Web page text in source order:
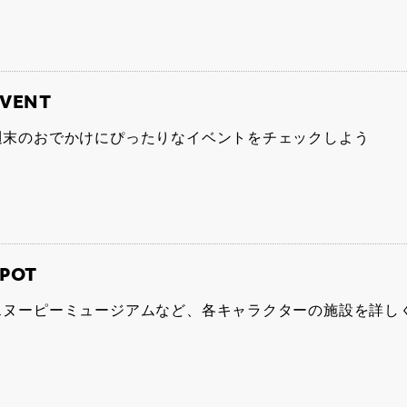
末のおでかけにぴったりなイベントをチェックしよう
ヌーピーミュージアムなど、各キャラクターの施設を詳し